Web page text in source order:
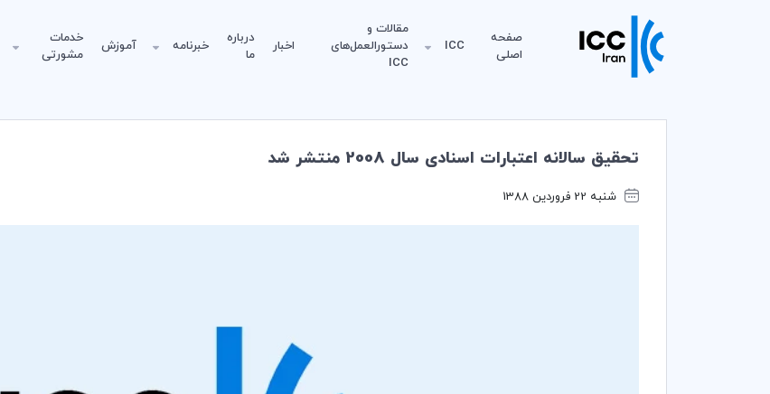
صفحه
اصلی
ICC
مقالات و
دستورالعمل‌های
ICC
اخبار
درباره
ما
خبرنامه آموزش
خدمات
مشورتی
تحقیق سالانه اعتبارات اسنادی سال 2008 منتشر شد
شنبه 22 فروردین 1388